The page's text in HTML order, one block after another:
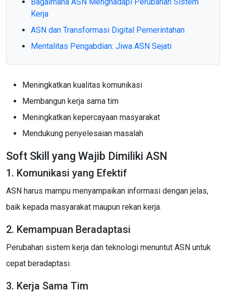
Kerja
ASN dan Transformasi Digital Pemerintahan
Mentalitas Pengabdian: Jiwa ASN Sejati
Meningkatkan kualitas komunikasi
Membangun kerja sama tim
Meningkatkan kepercayaan masyarakat
Mendukung penyelesaian masalah
Soft Skill yang Wajib Dimiliki ASN
1. Komunikasi yang Efektif
ASN harus mampu menyampaikan informasi dengan jelas,
baik kepada masyarakat maupun rekan kerja.
2. Kemampuan Beradaptasi
Perubahan sistem kerja dan teknologi menuntut ASN untuk
cepat beradaptasi.
3. Kerja Sama Tim